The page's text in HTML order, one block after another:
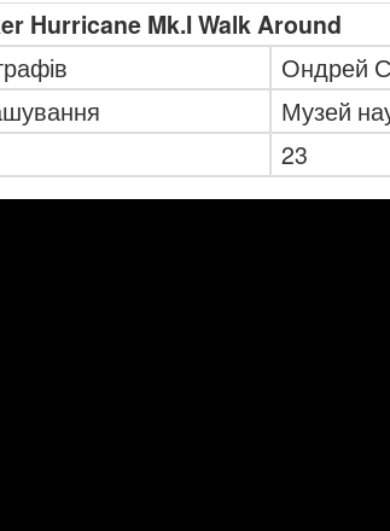
Hurricane Mk.I Walk Around
Ондрей
Музей
23